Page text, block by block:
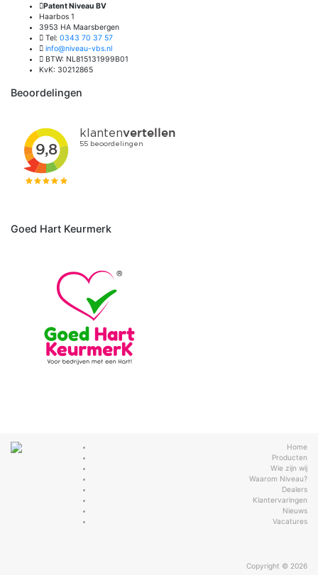
Patent Niveau BV
Haarbos 1
3953 HA Maarsbergen
Tel: 0343 70 37 57
info@niveau-vbs.nl
BTW: NL815131999B01
KvK: 30212865
Beoordelingen
Goed Hart Keurmerk
Home
Producten
Wie zijn wij
Waarom Niveau?
Dealers
Klantervaringen
Nieuws
Vacatures
Copyright © 2026